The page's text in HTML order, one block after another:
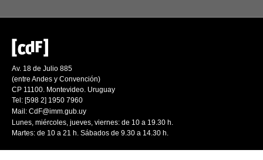
Av. 18 de Julio 885
(entre Andes y Convención)
CP 11100. Montevideo. Uruguay
Tel: [598 2] 1950 7960
Mail: CdF@imm.gub.uy
Lunes, miércoles, jueves, viernes: de 10 a 19.30 h.
Martes: de 10 a 21 h. Sábados de 9.30 a 14.30 h.